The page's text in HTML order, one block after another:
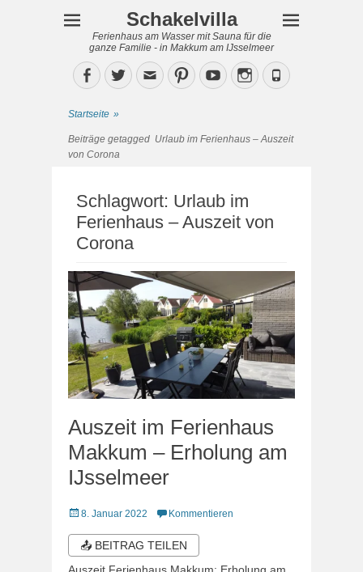
Schakelvilla
Ferienhaus am Wasser mit Sauna für die
ganze Familie - in Makkum am IJsselmeer
Facebook
TwitterEmailPinterestYouTubeInstagram
Phone
Startseite »
Beiträge getagged Urlaub im Ferienhaus – Auszeit
von Corona
Schlagwort: Urlaub im
Ferienhaus – Auszeit von
Corona
Auszeit im Ferienhaus
Makkum – Erholung am
IJsselmeer
Veröffentlicht
8. Januar 2022 Kommentieren
📤 BEITRAG TEILEN
Auszeit Ferienhaus Makkum: Erholung am